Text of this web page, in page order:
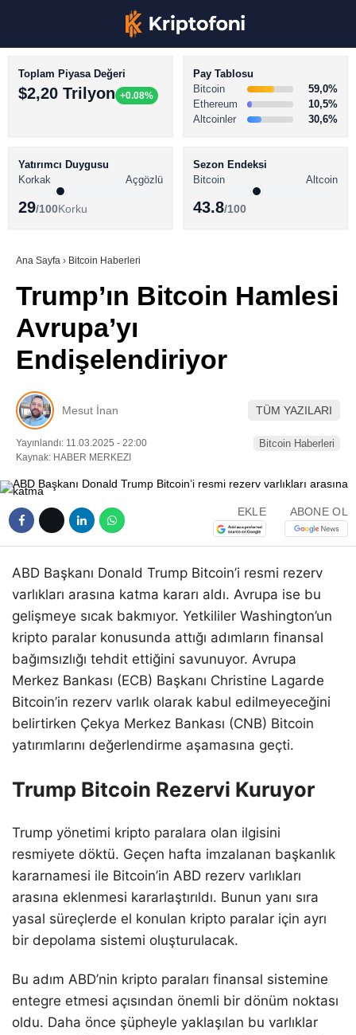
Youtube
BİTCOİN HABERLERİ
ALTCOİN HABERLERİ
SÖZLÜK
Toplam Piyasa Değeri
$2,20 Trilyon +0.08%
Pay Tablosu
Bitcoin
59,0%
Ethereum
10,5%
Altcoinler
30,6%
Yatırımcı Duygusu
Korkak
Açgözlü
29/100Korku
Sezon Endeksi
Bitcoin
Altcoin
43.8/100
Ana Sayfa › Bitcoin Haberleri
Trump’ın Bitcoin Hamlesi
Avrupa’yı
Endişelendiriyor
Mesut İnan TÜM YAZILARI
Yayınlandı: 11.03.2025 - 22:00
Kaynak: HABER MERKEZI
Bitcoin Haberleri
EKLE ABONE OL
ABD Başkanı Donald Trump Bitcoin’i resmi rezerv
varlıkları arasına katma kararı aldı. Avrupa ise bu
gelişmeye sıcak bakmıyor. Yetkililer Washington’un
kripto paralar konusunda attığı adımların finansal
bağımsızlığı tehdit ettiğini savunuyor. Avrupa
Merkez Bankası (ECB) Başkanı Christine Lagarde
Bitcoin’in rezerv varlık olarak kabul edilmeyeceğini
belirtirken Çekya Merkez Bankası (CNB) Bitcoin
yatırımlarını değerlendirme aşamasına geçti.
Trump Bitcoin Rezervi Kuruyor
Trump yönetimi kripto paralara olan ilgisini
resmiyete döktü. Geçen hafta imzalanan başkanlık
kararnamesi ile Bitcoin’in ABD rezerv varlıkları
arasına eklenmesi kararlaştırıldı. Bunun yanı sıra
yasal süreçlerde el konulan kripto paralar için ayrı
bir depolama sistemi oluşturulacak.
Bu adım ABD’nin kripto paraları finansal sistemine
entegre etmesi açısından önemli bir dönüm noktası
oldu. Daha önce şüpheyle yaklaşılan bu varlıklar